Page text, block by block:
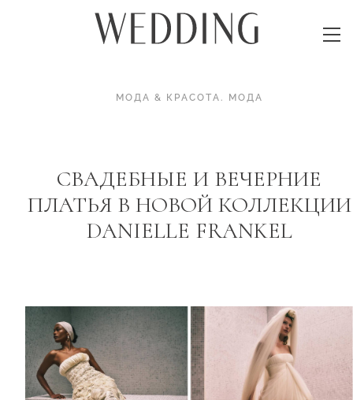
МОДА & КРАСОТА. МОДА
СВАДЕБНЫЕ И ВЕЧЕРНИЕ
ПЛАТЬЯ В НОВОЙ КОЛЛЕКЦИИ
DANIELLE FRANKEL